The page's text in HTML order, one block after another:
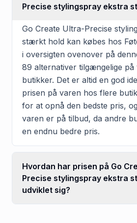
Precise stylingspray ekstra
Go Create Ultra-Precise
stærkt hold kan købes hos
i oversigten ovenover på
89 alternativer tilgængelige
butikker. Det er altid en god
prisen på varen hos flere
for at opnå den bedste pris,
varen er på tilbud, da andre
en endnu bedre pris.
Hvordan har prisen på Go
Precise stylingspray ekstra
udviklet sig?